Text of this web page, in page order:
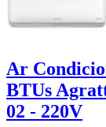
Ar
BTUs
02 - 220V